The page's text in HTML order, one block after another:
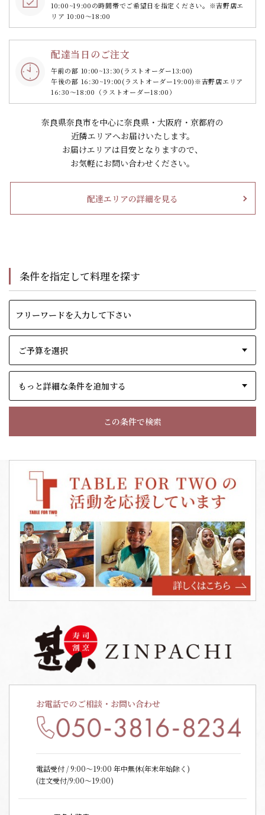
10:00~19:00の時間帯でご希望日を指定ください。 ※吉野店エ
リア 10:00～18:00
配達当日のご注文
午前の部 10:00~13:30(ラストオーダー13:00)
午後の部 16:30~19:00(ラストオーダー19:00)※吉野店エリア
16:30～18:00（ラストオーダー18:00）
奈良県奈良市を中心に奈良県・大阪府・京都府の
近隣エリアへお届けいたします。
お届けエリアは目安となりますので、
お気軽にお問い合わせください。
配達エリアの詳細を見る
条件を指定して料理を探す
もっと詳細な条件を追加する
この条件で検索
お電話でのご相談・お問い合わせ
電話受付 / 9:00〜19:00 年中無休(年末年始除く)
(注文受付/9:00～19:00)